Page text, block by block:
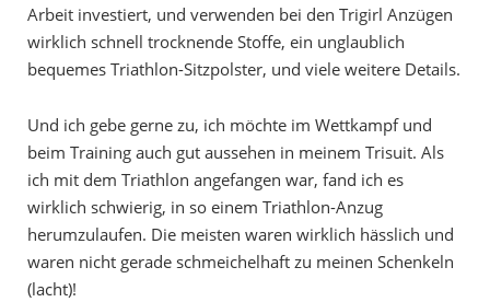
Arbeit investiert, und verwenden bei den Trigirl Anzügen
wirklich schnell trocknende Stoffe, ein unglaublich
bequemes Triathlon-Sitzpolster, und viele weitere Details.
Und ich gebe gerne zu, ich möchte im Wettkampf und
beim Training auch gut aussehen in meinem Trisuit. Als
ich mit dem Triathlon angefangen war, fand ich es
wirklich schwierig, in so einem Triathlon-Anzug
herumzulaufen. Die meisten waren wirklich hässlich und
waren nicht gerade schmeichelhaft zu meinen Schenkeln
(lacht)!